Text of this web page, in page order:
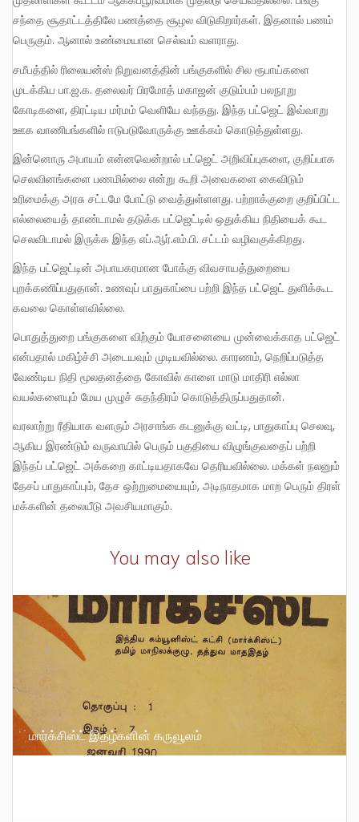
சந்தை சூதாட்டத்திலே பணத்தை சூழல விடுகிறார்கள். இதனால் பணம்
பெருகும். ஆனால் உண்மையான செல்வம் வளராது.
சமீபத்தில் ரிலையன்ஸ் நிறுவனத்தின் பங்குகளில் சில ரூபாய்களை
முடக்கிய பா.ஜ.க. தலைவர் பிரமோத் மகாஜன் குடும்பம் பலநூறு
கோடிகளை, திரட்டிய மர்மம் வெளியே வந்தது. இந்த பட்ஜெட் இவ்வாறு
ஊக வாணிபங்களில் ஈடுபடுவோருக்கு ஊக்கம் கொடுத்துள்ளது.
இன்னொரு அபாயம் என்னவென்றால் பட்ஜெட் அறிவிப்புகளை, குறிப்பாக
செலவினங்களை பணமில்லை என்று கூறி அவைகளை கைவிடும்
உரிமைக்கு அரசு சட்டமே போட்டு வைத்துள்ளளது. பற்றாக்குறை குறிப்பிட்ட
எல்லையைத் தாண்டாமல் தடுக்க பட்ஜெட்டில் ஒதுக்கிய நிதியைக் கூட
செலவிடாமல் இருக்க இந்த எப்.ஆர்.எம்.பி. சட்டம் வழிவகுக்கிறது.
இந்த பட்ஜெட்டின் அபாயகரமான போக்கு விவசாயத்துறையை
புறக்கணிப்பதுதான். உணவுப் பாதுகாப்பை பற்றி இந்த பட்ஜெட் துளிக்கூட
கவலை கொள்ளவில்லை.
பொதுத்துறை பங்குகளை விற்கும் யோசனையை முன்வைக்காத பட்ஜெட்
என்பதால் மகிழ்ச்சி அடையவும் முடியவில்லை. காரணம், நெறிப்படுத்த
வேண்டிய நிதி மூலதனத்தை கோவில் காளை மாடு மாதிரி எல்லா
வயல்களையும் மேய முழுச் சுதந்திரம் கொடுத்திருப்பதுதான்.
வரலாற்று ரீதியாக வளரும் அரசாங்க கடனுக்கு வட்டி, பாதுகாப்பு செலவு,
ஆகிய இரண்டும் வருவாயில் பெரும் பகுதியை விழுங்குவதைப் பற்றி
இந்தப் பட்ஜெட் அக்கறை காட்டியதாகவே தெரியவில்லை. மக்கள் நலனும்
தேசப் பாதுகாப்பும், தேச ஒற்றுமையையும், அடிநாதமாக மாற பெரும் திரள்
மக்களின் தலையீடு அவசியமாகும்.
You may also like
மார்க்சிஸ்ட் இதழ்களின் கருவூலம்